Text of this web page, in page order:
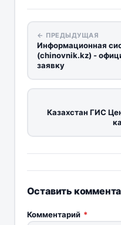
← ПРЕДЫДУЩАЯ
Информационная
(chinovnik.kz) -
заявку
Казахстан ГИС
Оставить
Комментарий *